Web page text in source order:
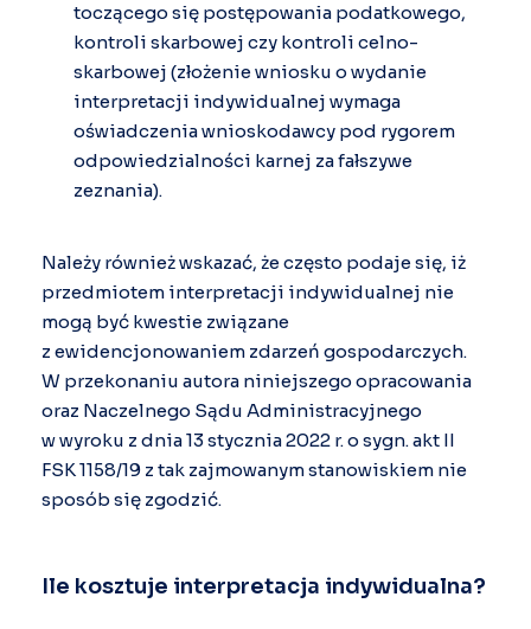
toczącego się postępowania podatkowego,
kontroli skarbowej czy kontroli celno-
skarbowej (złożenie wniosku o wydanie
interpretacji indywidualnej wymaga
oświadczenia wnioskodawcy pod rygorem
odpowiedzialności karnej za fałszywe
zeznania).
Należy również wskazać, że często podaje się, iż
przedmiotem interpretacji indywidualnej nie
mogą być kwestie związane
z ewidencjonowaniem zdarzeń gospodarczych.
W przekonaniu autora niniejszego opracowania
oraz Naczelnego Sądu Administracyjnego
w wyroku z dnia 13 stycznia 2022 r. o sygn. akt II
FSK 1158/19 z tak zajmowanym stanowiskiem nie
sposób się zgodzić.
Ile kosztuje interpretacja indywidualna?